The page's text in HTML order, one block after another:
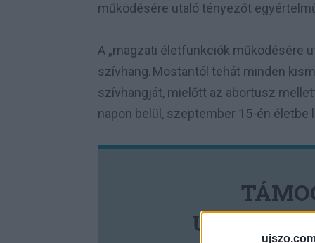
működésére utaló tényezőt
A „magzati életfunkciók működésére
szívhang. Mostantól tehát minden
szívhangját, mielőtt az abortusz
napon belül, szeptember 15-én életbe